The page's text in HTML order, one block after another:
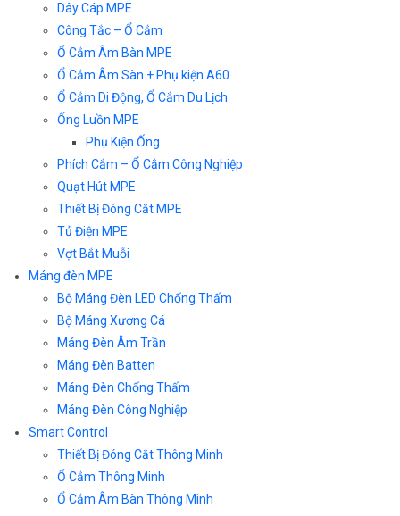
Dây Cáp MPE
Công Tắc – Ổ Cắm
Ổ Cắm Âm Bàn MPE
Ổ Cắm Âm Sàn + Phụ kiện A60
Ổ Cắm Di Động, Ổ Cắm Du Lịch
Ống Luồn MPE
Phụ Kiện Ống
Phích Cắm – Ổ Cắm Công Nghiệp
Quạt Hút MPE
Thiết Bị Đóng Cắt MPE
Tủ Điện MPE
Vợt Bắt Muỗi
Máng đèn MPE
Bộ Máng Đèn LED Chống Thấm
Bộ Máng Xương Cá
Máng Đèn Âm Trần
Máng Đèn Batten
Máng Đèn Chống Thấm
Máng Đèn Công Nghiệp
Smart Control
Thiết Bị Đóng Cắt Thông Minh
Ổ Cắm Thông Minh
Ổ Cắm Âm Bàn Thông Minh